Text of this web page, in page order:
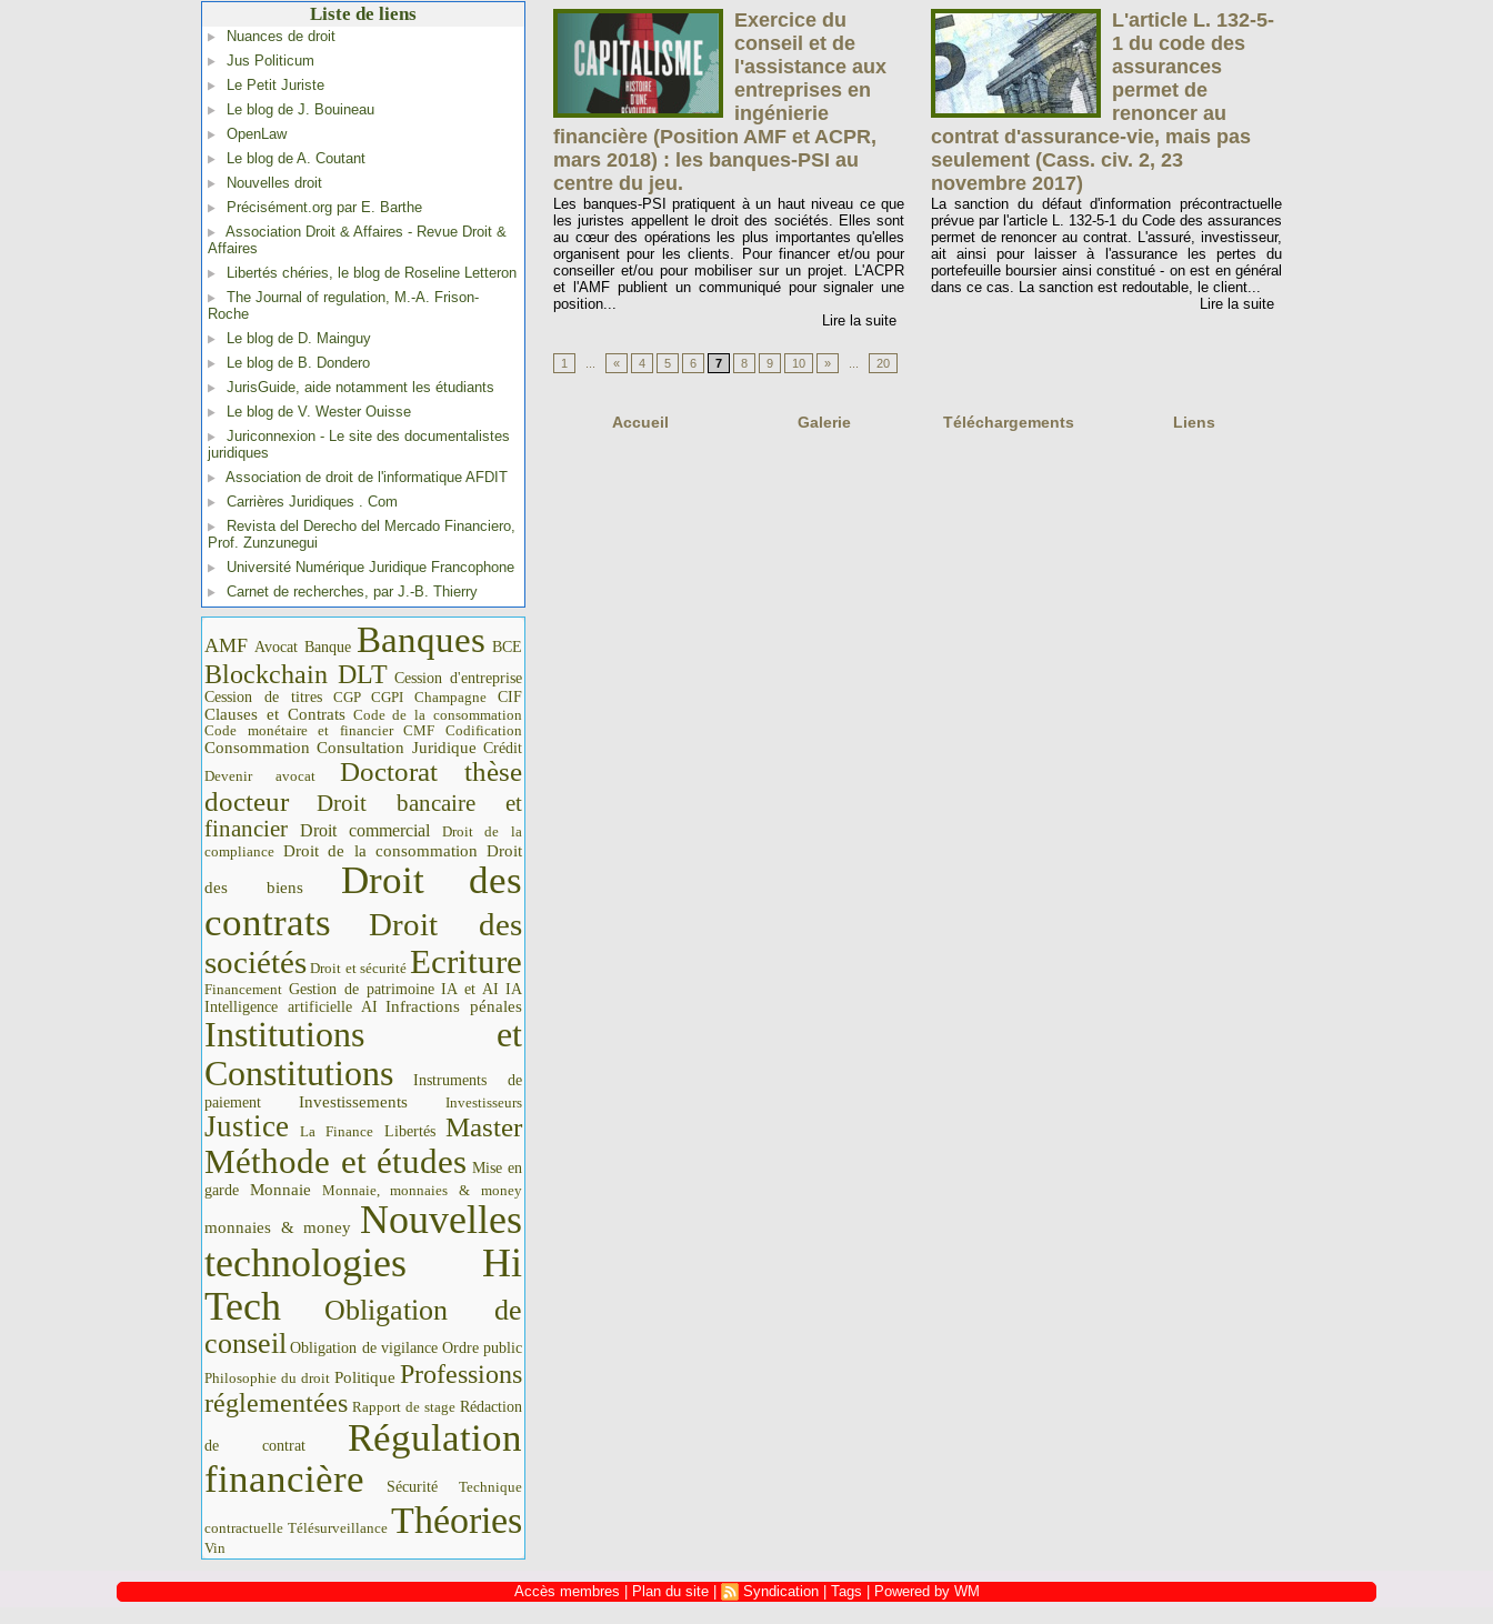
Liste de liens
Nuances de droit
Jus Politicum
Le Petit Juriste
Le blog de J. Bouineau
OpenLaw
Le blog de A. Coutant
Nouvelles droit
Précisément.org par E. Barthe
Association Droit & Affaires - Revue Droit &
Affaires
Libertés chéries, le blog de Roseline Letteron
The Journal of regulation, M.-A. Frison-
Roche
Le blog de D. Mainguy
Le blog de B. Dondero
JurisGuide, aide notamment les étudiants
Le blog de V. Wester Ouisse
Juriconnexion - Le site des documentalistes
juridiques
Association de droit de l'informatique AFDIT
Carrières Juridiques . Com
Revista del Derecho del Mercado Financiero,
Prof. Zunzunegui
Université Numérique Juridique Francophone
Carnet de recherches, par J.-B. Thierry
AMF Avocat Banque Banques BCE
Blockchain DLT Cession d'entreprise
Cession de titres
CGP CGPI Champagne CIF
Clauses et Contrats Code de la consommation
Code monétaire et financier CMF
Codification
Consommation Consultation Juridique Crédit
Devenir avocat
Doctorat thèse
docteur
Droit bancaire et
financier
Droit commercial
Droit de la
compliance Droit de la consommation Droit
des biens
Droit des
contrats
Droit des
sociétés Droit et sécurité Ecriture
Financement Gestion de patrimoine IA et AI IA
Intelligence artificielle AI Infractions pénales
Institutions et
Constitutions
Instruments de
paiement
Investissements Investisseurs
Justice La Finance Libertés Master
Méthode et études Mise en
garde
Monnaie Monnaie, monnaies & money
monnaies & money Nouvelles
technologies Hi
Tech
Obligation de
conseil Obligation de vigilance Ordre public
Philosophie du droit Politique Professions
réglementées Rapport de stage Rédaction
de contrat
Régulation
financière
Sécurité Technique
contractuelle Télésurveillance Théories
Vin
Exercice du
conseil et de
l'assistance aux
entreprises en
ingénierie
financière (Position AMF et ACPR,
mars 2018) : les banques-PSI au
centre du jeu.
Les banques-PSI pratiquent à un haut niveau ce que
les juristes appellent le droit des sociétés. Elles sont
au cœur des opérations les plus importantes qu'elles
organisent pour les clients. Pour financer et/ou pour
conseiller et/ou pour mobiliser sur un projet. L'ACPR
et l'AMF publient un communiqué pour signaler une
position...
Lire la suite
L'article L. 132-5-
1 du code des
assurances
permet de
renoncer au
contrat d'assurance-vie, mais pas
seulement (Cass. civ. 2, 23
novembre 2017)
La sanction du défaut d'information précontractuelle
prévue par l'article L. 132-5-1 du Code des assurances
permet de renoncer au contrat. L'assuré, investisseur,
ait ainsi pour laisser à l'assurance les pertes du
portefeuille boursier ainsi constitué - on est en général
dans ce cas. La sanction est redoutable, le client...
Lire la suite
1 « 4 5 6 7 8 9 10 » 20
Accueil Galerie Téléchargements Liens
Accès membres Plan du site Syndication Tags Powered by WM